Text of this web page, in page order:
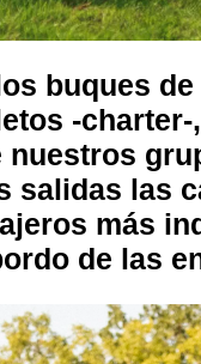
buques
-
salidas las
más
de las